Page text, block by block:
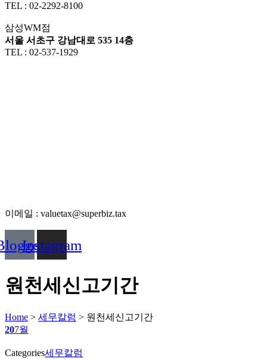
TEL : 02-2292-8100
삼성WM점
서울 서초구 강남대로 535 14층
TEL : 02-537-1929
이메일 : valuetax@superbiz.tax
Instagram
원천세신고기간
Home > 세무칼럼 > 원천세신고기간
207월
Categories세무칼럼